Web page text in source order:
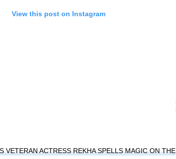
View this post on Instagram
VETERAN ACTRESS REKHA SPELLS MAGIC ON THE